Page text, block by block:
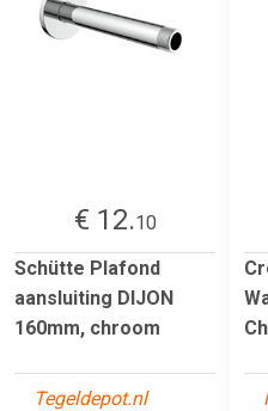
€ 12.10
Schütte Plafond
aansluiting DIJON
160mm, chroom
Tegeldepot.nl